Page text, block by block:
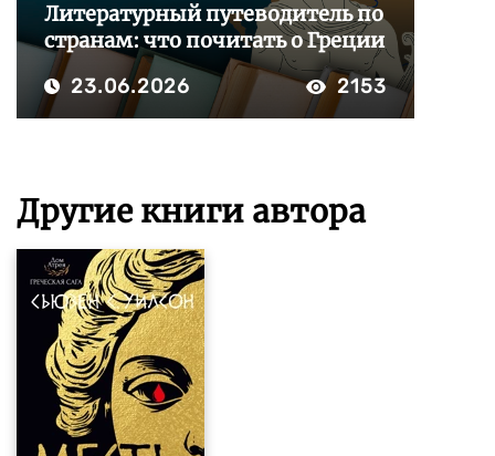
Литературный путеводитель по
странам: что почитать о Греции
23.06.2026 2153
Другие книги автора